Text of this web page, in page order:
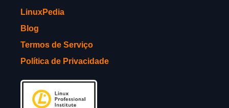
LinuxPedia
Blog
Termos de Serviço
Política de Privacidade